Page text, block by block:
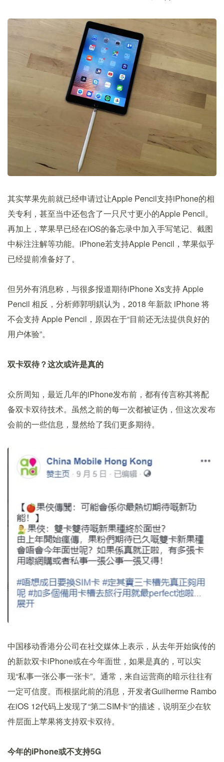
其实苹果先前就已经申请过让Apple Pencil支持iPhone的相
关专利，甚至当中还包含了一只尺寸更小的Apple Pencil。
再加上，苹果早已经在iOS的备忘录中加入手写笔记、截图
中标注注解等功能。iPhone若支持Apple Pencil，苹果似乎
已经提前准备好了。
但另外有消息称，与很多报道期待iPhone Xs支持 Apple
Pencil 相反，分析师郭明錤认为，2018 年新款 iPhone 将
不会支持 Apple Pencil，原因在于“目前还无法提供良好的
用户体验”。
双卡双待？这次或许是真的
众所周知，最近几年的iPhone发布前，都有传言称其将配
备双卡双待技术。虽然之前的每一次都被证伪，但这次发布
会前的一些信息，显然给了我们更多期待。
中国移动香港分公司在社交媒体上表示，从去年开始疯传的
的新款双卡iPhone或在今年面世，如果是真的，可以实
现“私事一张公事一张卡”。通常，来自运营商的暗示往往有
一定可信度。而根据此前的消息，开发者Guilherme Rambo
在iOS 12代码上发现了“第二SIM卡”的描述，说明至少在软
件层面上苹果将支持双卡双待。
今年的iPhone或不支持5G